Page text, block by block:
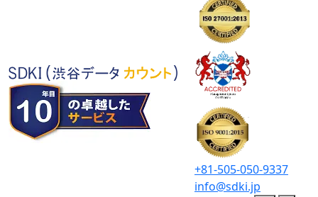
+81-505-050-9337
info@sdki.jp